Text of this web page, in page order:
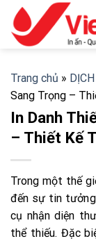
Skip
content
Trang chủ »
Sang Trọng –
In Danh
– Thiết Kế
Trong một thế
đến sự tin
cụ nhận diện
thể thiếu. Đặc